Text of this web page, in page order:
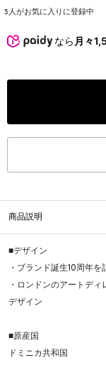
3 人がお気に入りに登録中
なら 月々
商品説明
■デザイン
・ブランド誕生10周年
・ロンドンのアートデ
デザイン
■原産国
ドミニカ共和国